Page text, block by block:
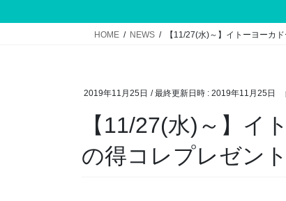
HOME NEWS 【11/27(水)～】イトーヨーカ
2019年11月25日 / 最終更新日時 : 2019年11月25日
【11/27(水)～】
の得コレプレゼン